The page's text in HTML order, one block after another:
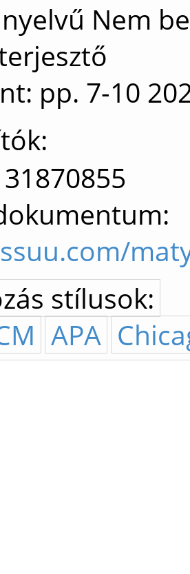
Nem
pp. 7-10
stílusok:
APA